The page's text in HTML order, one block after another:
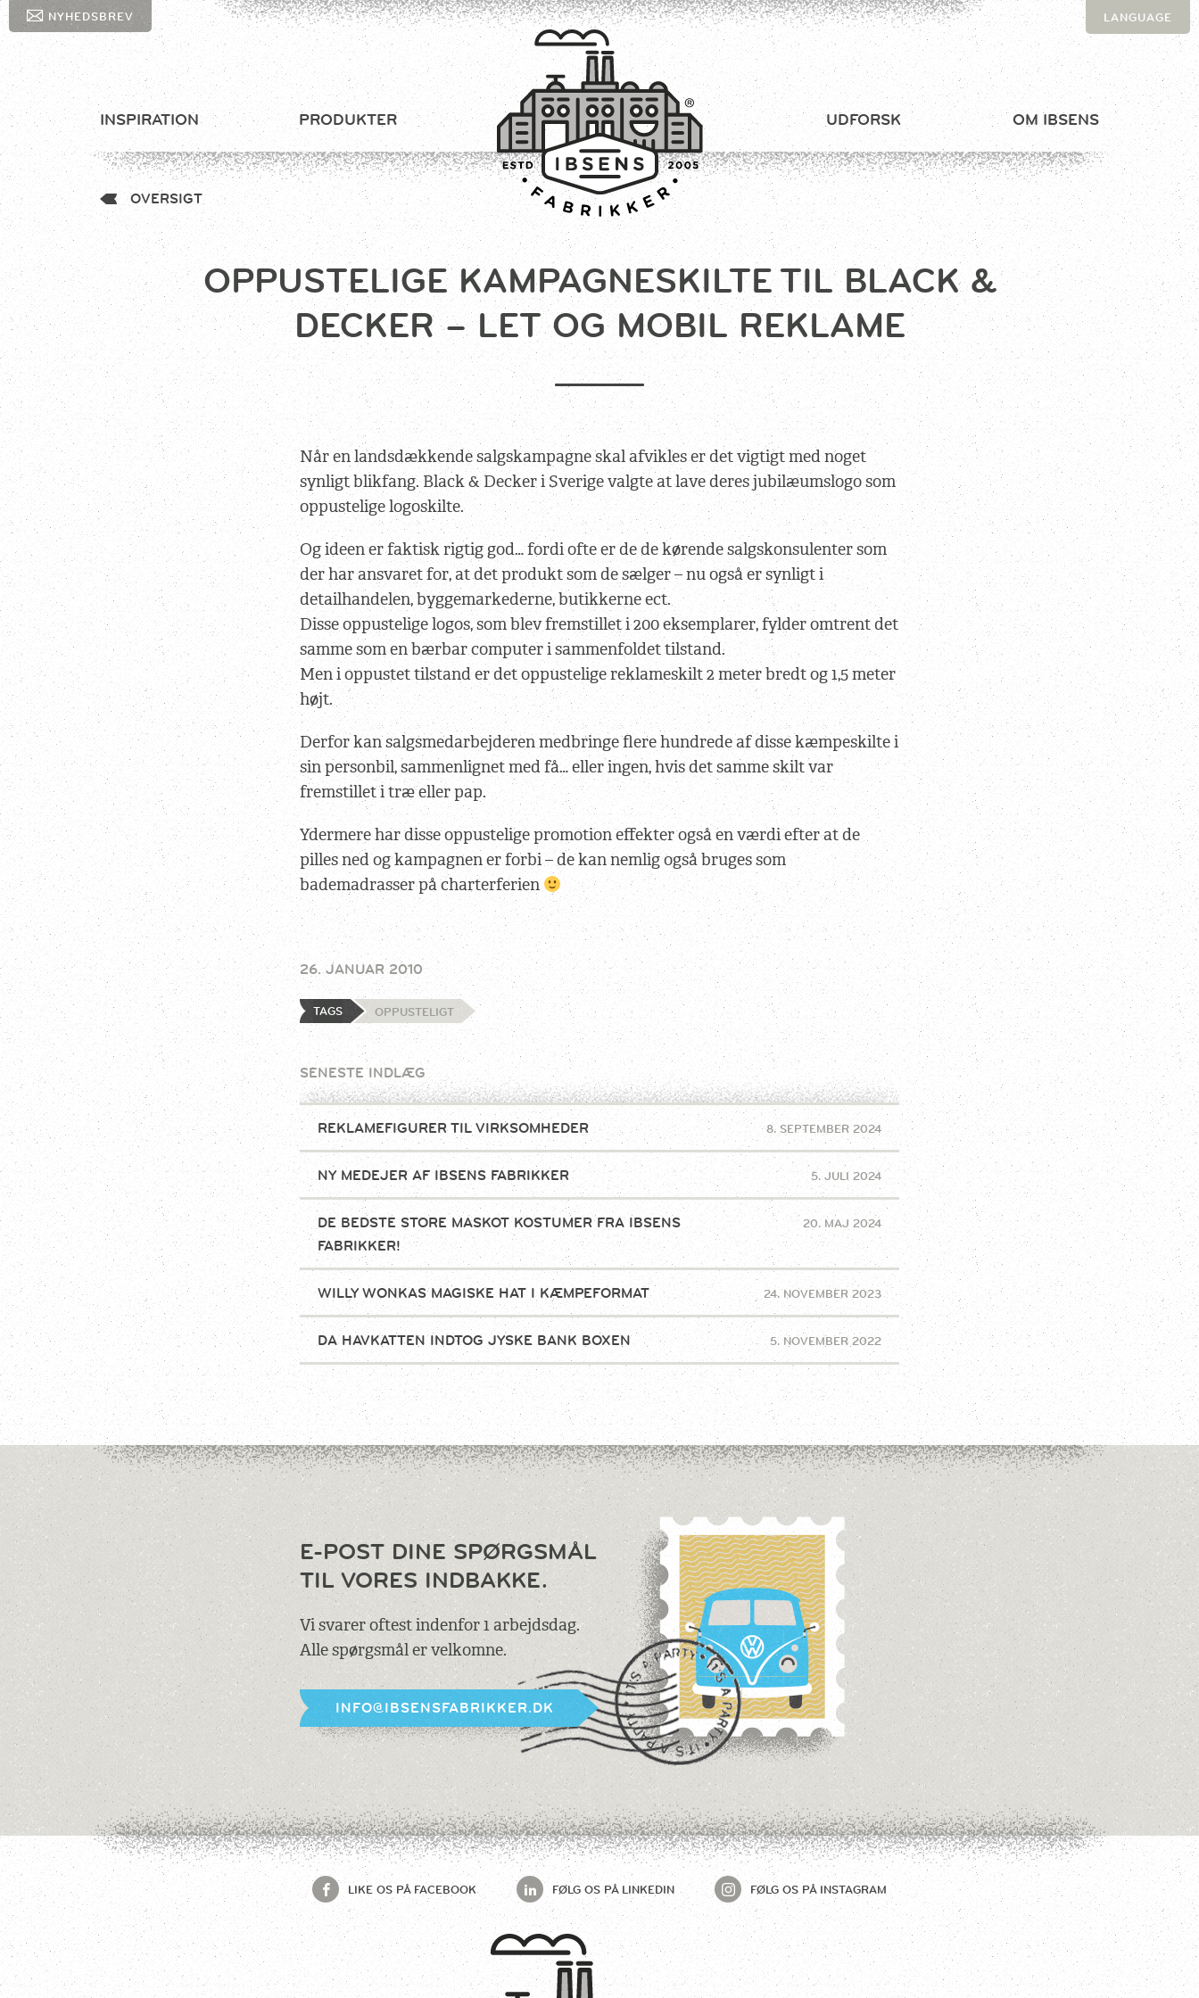
TILMELD
NYHEDSBREV LANGUAGE
INSPIRATION PRODUKTER UDFORSK OM IBSENS
OVERSIGT
OPPUSTELIGE KAMPAGNESKILTE TIL BLACK &
DECKER – LET OG MOBIL REKLAME
Når en landsdækkende salgskampagne skal afvikles er det vigtigt med noget
synligt blikfang. Black & Decker i Sverige valgte at lave deres jubilæumslogo som
oppustelige logoskilte.
Og ideen er faktisk rigtig god… fordi ofte er de de kørende salgskonsulenter som
der har ansvaret for, at det produkt som de sælger – nu også er synligt i
detailhandelen, byggemarkederne, butikkerne ect.
Disse oppustelige logos, som blev fremstillet i 200 eksemplarer, fylder omtrent det
samme som en bærbar computer i sammenfoldet tilstand.
Men i oppustet tilstand er det oppustelige reklameskilt 2 meter bredt og 1,5 meter
højt.
Derfor kan salgsmedarbejderen medbringe flere hundrede af disse kæmpeskilte i
sin personbil, sammenlignet med få… eller ingen, hvis det samme skilt var
fremstillet i træ eller pap.
Ydermere har disse oppustelige promotion effekter også en værdi efter at de
pilles ned og kampagnen er forbi – de kan nemlig også bruges som
bademadrasser på charterferien
26. JANUAR 2010
TAGS OPPUSTELIGT
SENESTE INDLÆG
REKLAMEFIGURER TIL VIRKSOMHEDER 8. SEPTEMBER 2024
NY MEDEJER AF IBSENS FABRIKKER 5. JULI 2024
DE BEDSTE STORE MASKOT KOSTUMER FRA IBSENS
FABRIKKER!
20. MAJ 2024
WILLY WONKAS MAGISKE HAT I KÆMPEFORMAT 24. NOVEMBER 2023
DA HAVKATTEN INDTOG JYSKE BANK BOXEN 5. NOVEMBER 2022
E-POST DINE SPØRGSMÅL
TIL VORES INDBAKKE.
Vi svarer oftest indenfor 1 arbejdsdag.
Alle spørgsmål er velkomne.
INFO@IBSENSFABRIKKER.DK
LIKE OS PÅ FACEBOOK FØLG OS PÅLINKEDIN FØLG OS PÅ INSTAGRAM